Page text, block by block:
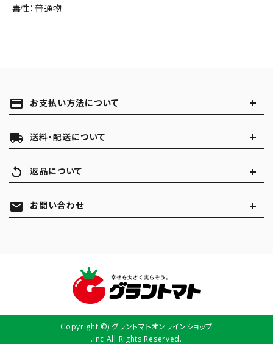
毒性：普通物
payment お支払い方法について
local_shipping 送料・配送について
replay 返品について
mail お問い合わせ
Copyright ©) グラントマトオンラインショップ
.inc.All Rights Reserved.